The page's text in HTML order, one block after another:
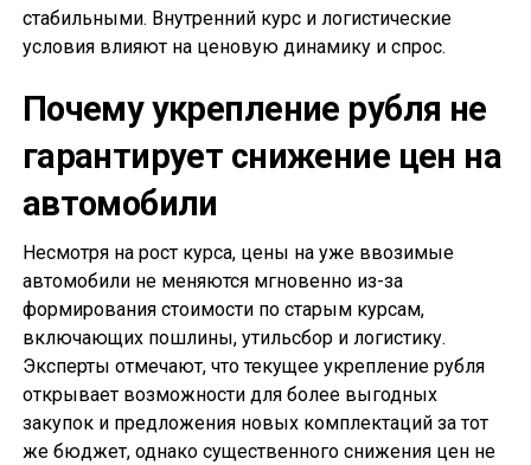
стабильными. Внутренний курс и логистические
условия влияют на ценовую динамику и спрос.
Почему укрепление рубля не
гарантирует снижение цен на
автомобили
Несмотря на рост курса, цены на уже ввозимые
автомобили не меняются мгновенно из-за
формирования стоимости по старым курсам,
включающих пошлины, утильсбор и логистику.
Эксперты отмечают, что текущее укрепление рубля
открывает возможности для более выгодных
закупок и предложения новых комплектаций за тот
же бюджет, однако существенного снижения цен не